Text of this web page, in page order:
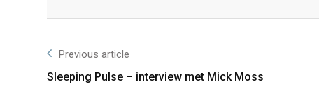
Previous article
Sleeping Pulse – interview met Mick Moss